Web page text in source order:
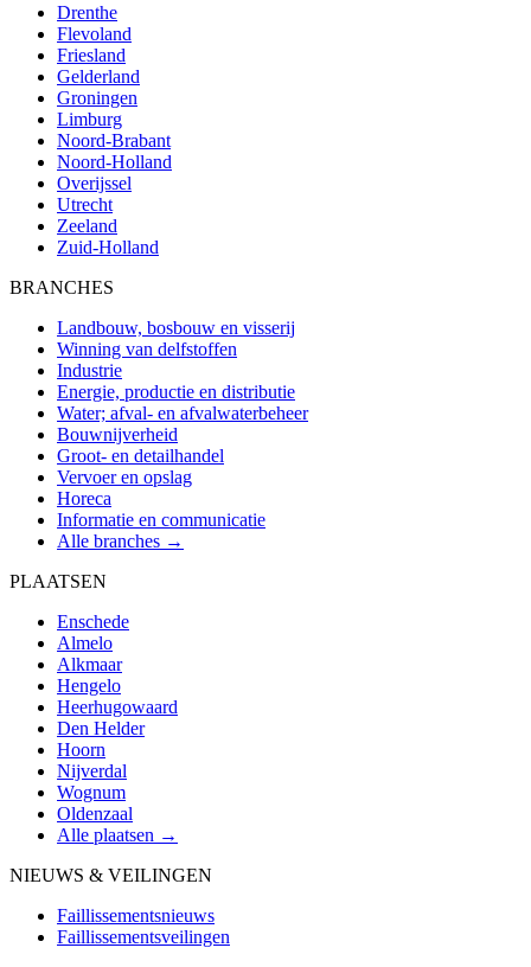
Drenthe
Flevoland
Friesland
Gelderland
Groningen
Limburg
Noord-Brabant
Noord-Holland
Overijssel
Utrecht
Zeeland
Zuid-Holland
BRANCHES
Landbouw, bosbouw en visserij
Winning van delfstoffen
Industrie
Energie, productie en distributie
Water; afval- en afvalwaterbeheer
Bouwnijverheid
Groot- en detailhandel
Vervoer en opslag
Horeca
Informatie en communicatie
Alle branches →
PLAATSEN
Enschede
Almelo
Alkmaar
Hengelo
Heerhugowaard
Den Helder
Hoorn
Nijverdal
Wognum
Oldenzaal
Alle plaatsen →
NIEUWS & VEILINGEN
Faillissementsnieuws
Faillissementsveilingen